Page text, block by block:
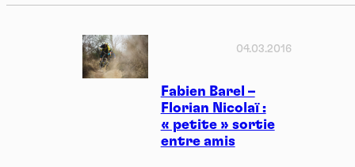
Fabien Barel –
Florian Nicolaï :
« petite » sortie
entre amis
04.03.2016